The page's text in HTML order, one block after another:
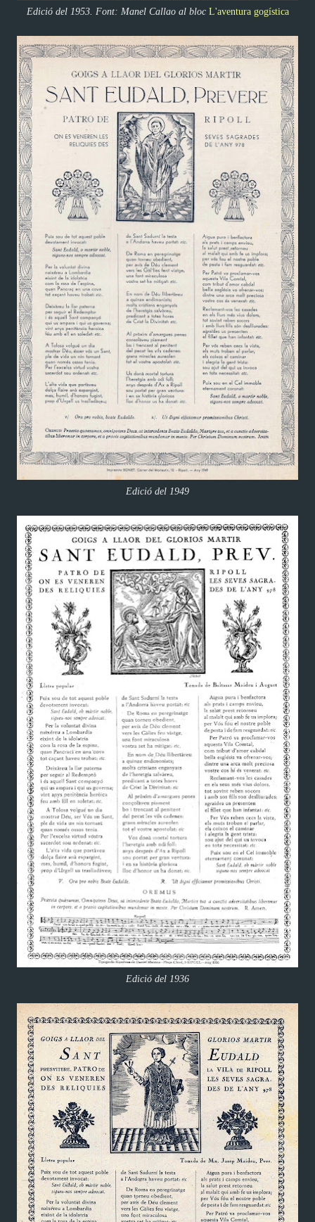
Edició del 1953. Font: Manel Callao al bloc L'aventura gogística
Edició del 1949
Edició del 1936